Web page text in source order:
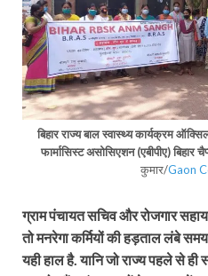
बिहार राज्‍य बाल स्‍वास्‍थ्‍य कार्यक्रम
फार्मासिस्‍ट असोसिएशन (एबीपीए)
कुमार/Gaon
ग्राम पंचायत सचिव और रोजगार
तो मनरेगा कर्मियों की हड़ताल लंबे
यही हाल है. यानि जो राज्य पहले से